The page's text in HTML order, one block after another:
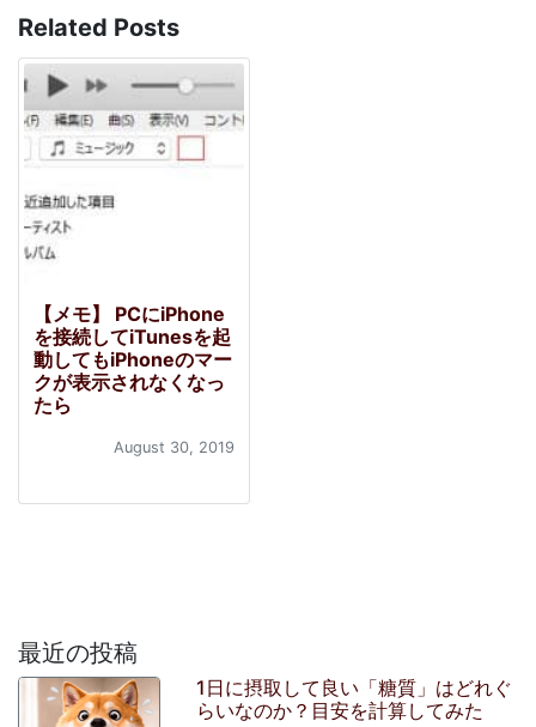
Related Posts
【メモ】 PCにiPhone
を接続してiTunesを起
動してもiPhoneのマー
クが表示されなくなっ
たら
August 30, 2019
最近の投稿
1日に摂取して良い「糖質」はどれぐ
らいなのか？目安を計算してみた